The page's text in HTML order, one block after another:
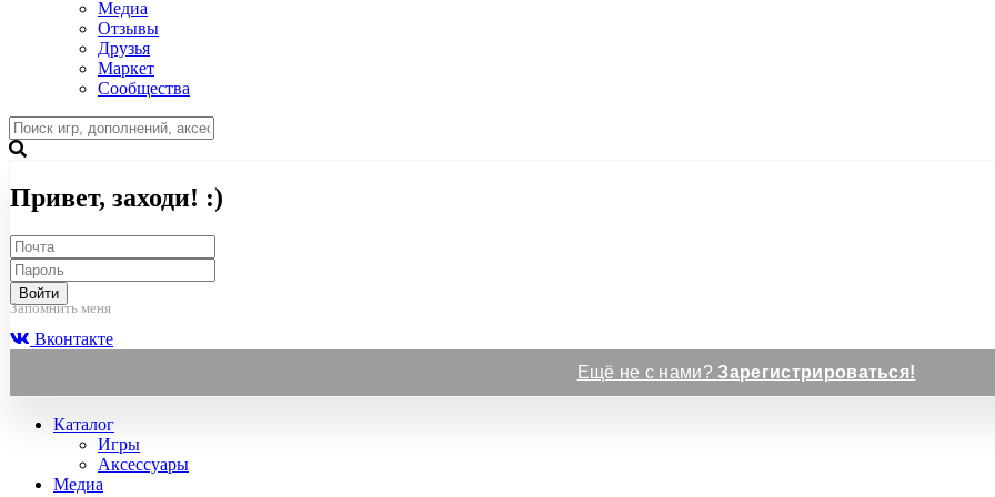
Медиа
Отзывы
Друзья
Маркет
Сообщества
Привет, заходи! :)
Войти
Запомнить меня
Вконтакте
Ещё не с нами?Зарегистрироваться!
Каталог
Игры
Аксессуары
Медиа